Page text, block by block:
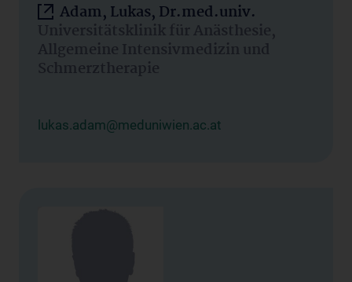
Adam, Lukas, Dr.med.univ.
Universitätsklinik für Anästhesie,
Allgemeine Intensivmedizin und
Schmerztherapie
lukas.adam@meduniwien.ac.at